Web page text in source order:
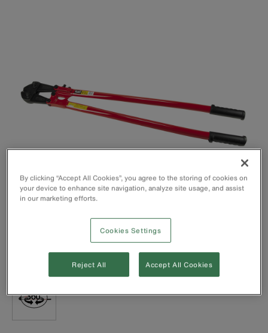
By clicking “Accept All Cookies”, you agree to the storing of cookies on
your device to enhance site navigation, analyze site usage, and assist
in our marketing efforts.
Cookies Settings
Reject All Accept All Cookies